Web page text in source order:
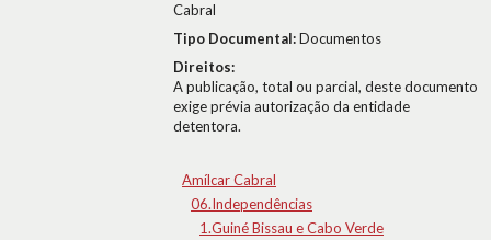
Cabral
Tipo Documental:Documentos
Direitos:
A publicação, total ou parcial, deste documento
exige prévia autorização da entidade
detentora.
Amílcar Cabral
06.Independências
1.Guiné Bissau e Cabo Verde